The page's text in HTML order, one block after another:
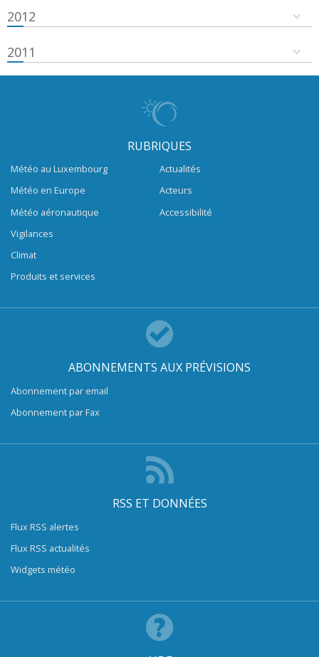
2012
2011
RUBRIQUES
Météo au Luxembourg
Météo en Europe
Météo aéronautique
Vigilances
Climat
Produits et services
Actualités
Acteurs
Accessibilité
ABONNEMENTS AUX PRÉVISIONS
Abonnement par email
Abonnement par Fax
RSS ET DONNÉES
Flux RSS alertes
Flux RSS actualités
Widgets météo